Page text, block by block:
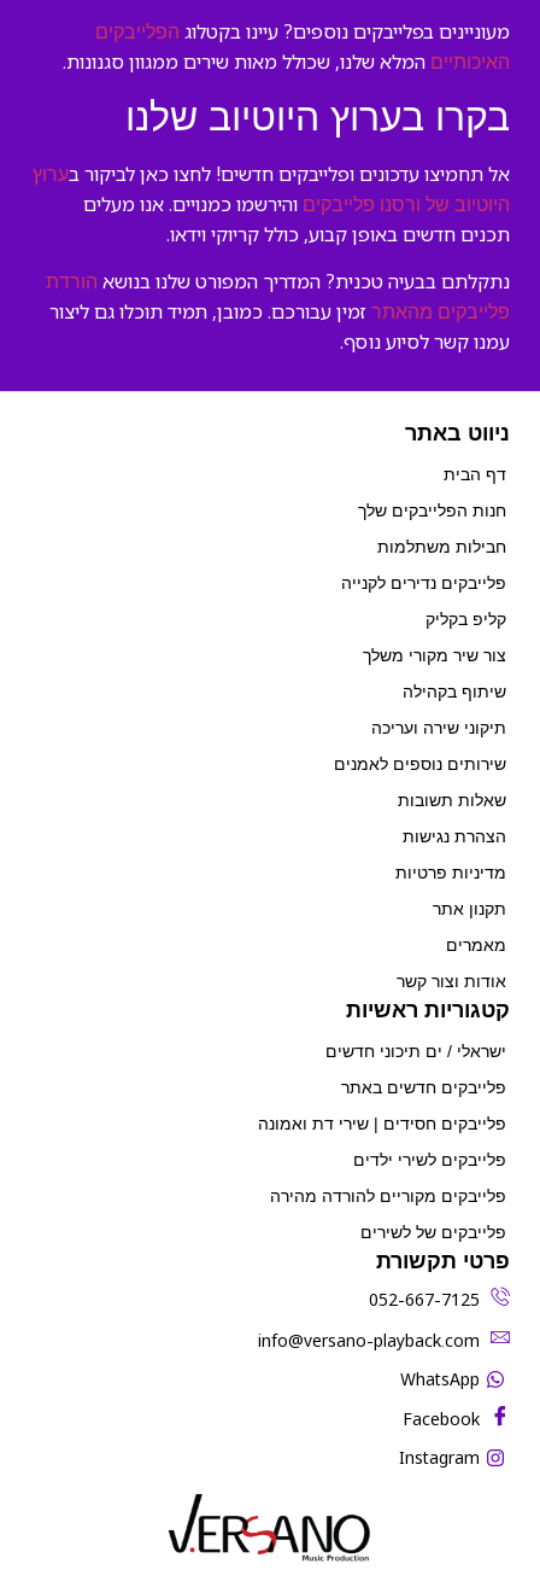
מעוניינים בפלייבקים נוספים? עיינו בקטלוג הפלייבקים
האיכותיים המלא שלנו, שכולל מאות שירים ממגוון סגנונות.
בקרו בערוץ היוטיוב שלנו
אל תחמיצו עדכונים ופלייבקים חדשים! לחצו כאן לביקור בערוץ
היוטיוב של ורסנו פלייבקים והירשמו כמנויים. אנו מעלים
תכנים חדשים באופן קבוע, כולל קריוקי וידאו.
נתקלתם בבעיה טכנית? המדריך המפורט שלנו בנושא הורדת
פלייבקים מהאתר זמין עבורכם. כמובן, תמיד תוכלו גם ליצור
עמנו קשר לסיוע נוסף.
ניווט באתר
דף הבית
חנות הפלייבקים שלך
חבילות משתלמות
פלייבקים נדירים לקנייה
קליפ בקליק
צור שיר מקורי משלך
שיתוף בקהילה
תיקוני שירה ועריכה
שירותים נוספים לאמנים
שאלות תשובות
הצהרת נגישות
מדיניות פרטיות
תקנון אתר
מאמרים
אודות וצור קשר
קטגוריות ראשיות
ישראלי / ים תיכוני חדשים
פלייבקים חדשים באתר
פלייבקים חסידים | שירי דת ואמונה
פלייבקים לשירי ילדים
פלייבקים מקוריים להורדה מהירה
פלייבקים של לשירים
פרטי תקשורת
052-667-7125
‫info@versano-playback.com‬
WhatsApp
Facebook
Instagram